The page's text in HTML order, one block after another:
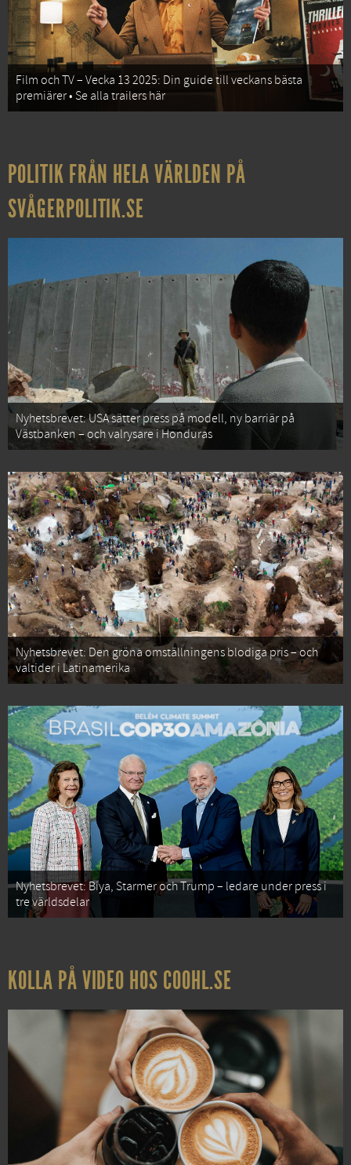
Film och TV – Vecka 13 2025: Din guide till veckans bästa
premiärer • Se alla trailers här
POLITIK FRÅN HELA VÄRLDEN PÅ
SVÅGERPOLITIK.SE
Nyhetsbrevet: USA sätter press på modell, ny barriär på
Västbanken – och valrysare i Honduras
Nyhetsbrevet: Den gröna omställningens blodiga pris – och
valtider i Latinamerika
Nyhetsbrevet: Biya, Starmer och Trump – ledare under press i
tre världsdelar
KOLLA PÅ VIDEO HOS COOHL.SE